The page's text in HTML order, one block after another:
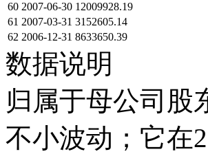
60 2007-06-30 12009928.19
61 2007-03-31 3152605.14
62 2006-12-31 8633650.39
数据说明
归属于母公司股
不小波动；它在